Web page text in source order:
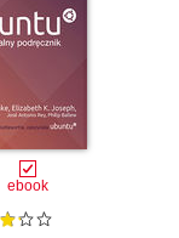
ebook